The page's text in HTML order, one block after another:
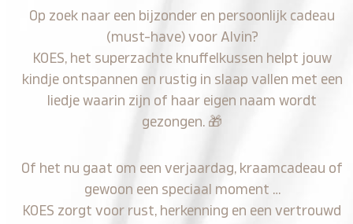
Op zoek naar een bijzonder en persoonlijk cadeau
(must-have) voor Alvin?
KOES, het superzachte knuffelkussen helpt jouw
kindje ontspannen en rustig in slaap vallen met een
liedje waarin zijn of haar eigen naam wordt
gezongen. 🎁
Of het nu gaat om een verjaardag, kraamcadeau of
gewoon een speciaal moment …
KOES zorgt voor rust, herkenning en een vertrouwd